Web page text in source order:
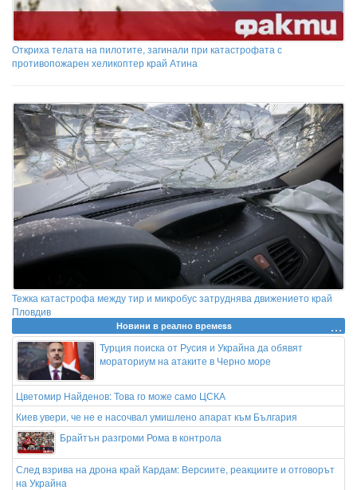
Откриха телата на пилотите, загинали при катастрофата с
противопожарен хеликоптер край Атина
Тежка катастрофа между тир и микробус затруднява движението край
Пловдив
Новини в реално времеss
Турция поиска от Русия и Украйна да обявят
мораториум на атаките в Черно море
Цветомир Найденов: Това го може само ЦСКА
Киев увери, че не е насочвал умишлено апарат към България
Брайтън разгроми Рома в контрола
След взрива на дрона край Кардам: Версиите, реакциите и отговорът
на Украйна